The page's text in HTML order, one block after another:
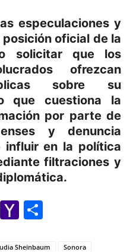
especulaciones y
oficial de la
solicitar que los
ofrezcan
sobre su
que cuestiona la
por parte de
y denuncia
influir en la política
filtraciones y
Telegram
Yahoo
Sheinbaum
Sonora